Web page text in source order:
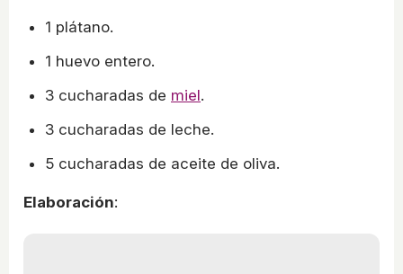
1 plátano.
1 huevo entero.
3 cucharadas de miel.
3 cucharadas de leche.
5 cucharadas de aceite de oliva.
Elaboración: